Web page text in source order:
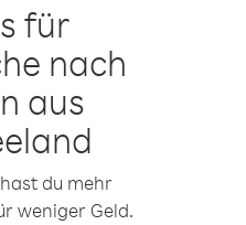
für
nach
aus
du mehr
weniger Geld.